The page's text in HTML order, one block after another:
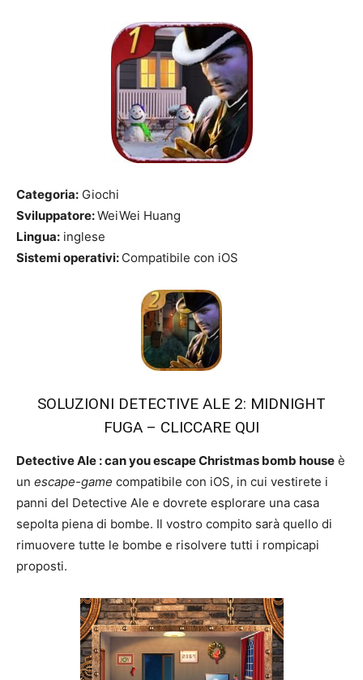
Categoria: Giochi
Sviluppatore:WeiWei Huang
Lingua: inglese
Sistemi operativi: Compatibile con iOS
SOLUZIONI DETECTIVE ALE 2: MIDNIGHT
FUGA – CLICCARE QUI
Detective Ale : can you escape Christmas bomb house è
un escape-game compatibile con iOS, in cui vestirete i
panni del Detective Ale e dovrete esplorare una casa
sepolta piena di bombe. Il vostro compito sarà quello di
rimuovere tutte le bombe e risolvere tutti i rompicapi
proposti.